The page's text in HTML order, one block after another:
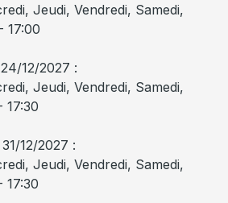
Jeudi, Vendredi, Samedi,
17:00
12/2027 :
Jeudi, Vendredi, Samedi,
17:30
12/2027 :
Jeudi, Vendredi, Samedi,
17:30